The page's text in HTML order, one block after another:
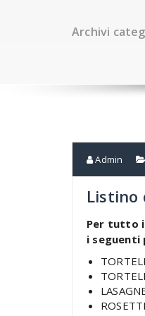
Archivi
Admin
Listino
Per tutto
i seguenti